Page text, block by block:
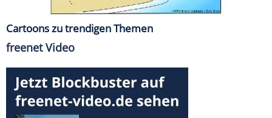
Cartoons zu trendigen Themen
freenet Video